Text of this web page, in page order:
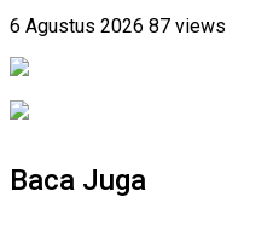
6 Agustus 2026 87 views
Baca Juga